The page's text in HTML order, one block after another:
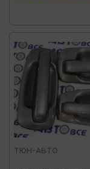
ТЮН-АВТО